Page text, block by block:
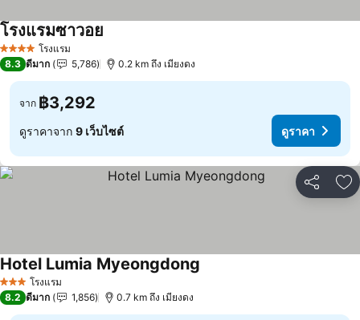
4 ดาว โรงแรม
โรงแรมซาวอย
8.3 ดีมาก 5,786 0.2 km ถึง เมียงดง
จาก ฿3,292
ดูราคาจาก 9 เว็บไซต์ ดูราคา
แชร์ เ
3 ดาว โรงแรม
Hotel Lumia Myeongdong
8.2 ดีมาก 1,856 0.7 km ถึง เมียงดง